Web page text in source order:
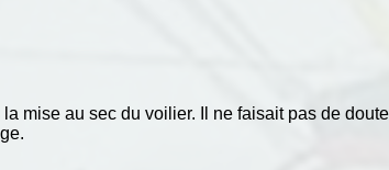
mise au sec du voilier. Il ne faisait pas de